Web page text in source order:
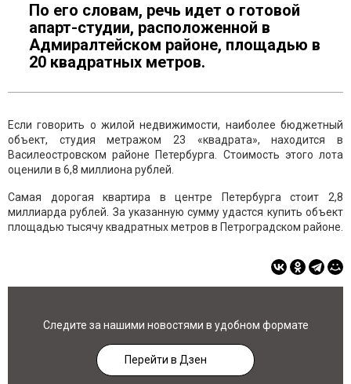
По его словам, речь идет о готовой
апарт-студии, расположенной в
Адмиралтейском районе, площадью в
20 квадратных метров.
Если говорить о жилой недвижимости, наиболее бюджетный
объект, студия метражом 23 «квадрата», находится в
Василеостровском районе Петербурга. Стоимость этого лота
оценили в 6,8 миллиона рублей.
Самая дорогая квартира в центре Петербурга стоит 2,8
миллиарда рублей. За указанную сумму удастся купить объект
площадью тысячу квадратных метров в Петроградском районе.
Следите за нашими новостями в удобном формате
Перейти в Дзен